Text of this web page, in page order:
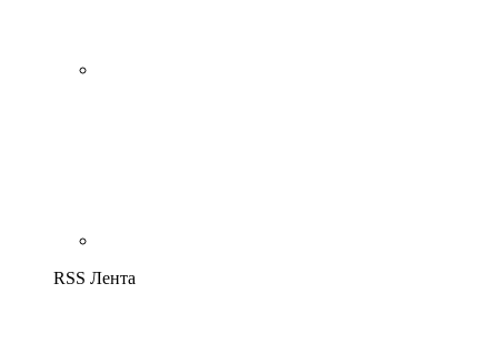
RSS Лента